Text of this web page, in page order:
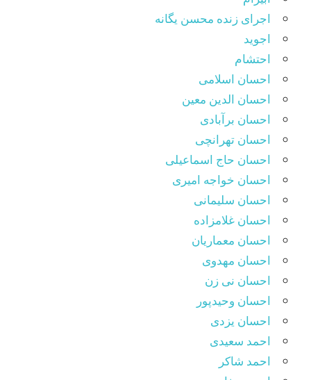
اجرای زنده محسن یگانه
اجوید
احتشام
احسان اسلامی
احسان الدین معین
احسان برآبادی
احسان تهرانچی
احسان حاج اسماعیلی
احسان خواجه امیری
احسان سلیمانی
احسان غلامزاده
احسان معماریان
احسان مهدوی
احسان نی زن
احسان وحیدپور
احسان یزدی
احمد سعیدی
احمد شاکر